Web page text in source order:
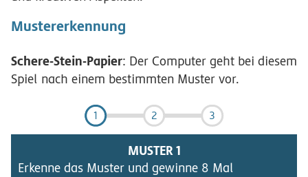
Mustererkennung
Schere-Stein-Papier: Der Computer geht bei diesem
Spiel nach einem bestimmten Muster vor.
MUSTER 1
Erkenne das Muster und gewinne 8 Mal
1 2 3